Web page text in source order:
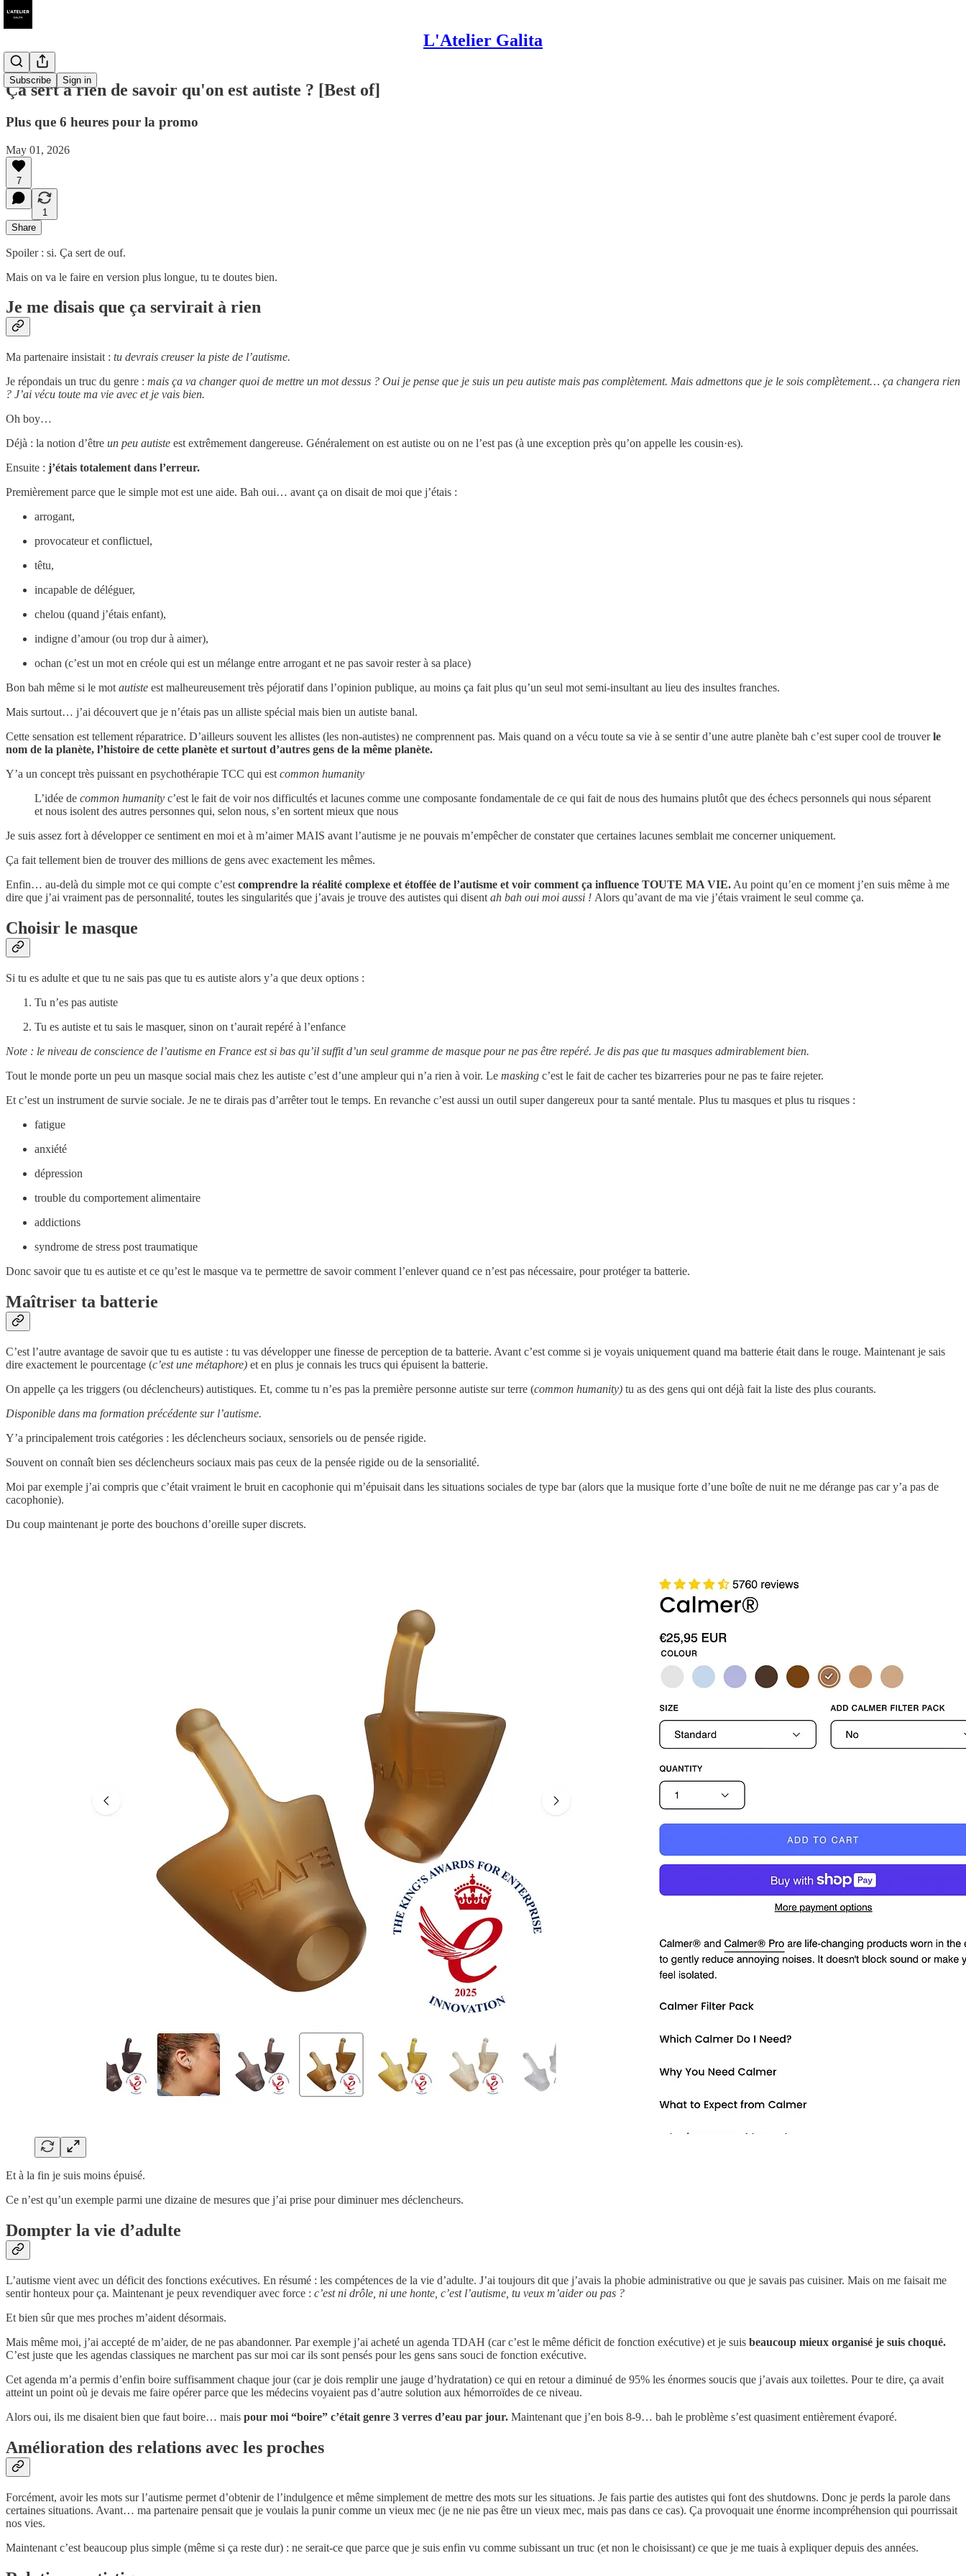
L'Atelier Galita
Subscribe Sign in
Ça sert à rien de savoir qu'on est autiste ? [Best of]
Plus que 6 heures pour la promo
May 01, 2026
7
1
Share
Spoiler : si. Ça sert de ouf.
Mais on va le faire en version plus longue, tu te doutes bien.
Je me disais que ça servirait à rien
Ma partenaire insistait : tu devrais creuser la piste de l’autisme.
Je répondais un truc du genre : mais ça va changer quoi de mettre un mot dessus ? Oui je pense que je suis un peu autiste mais pas complètement. Mais admettons que je le sois complètement… ça changera rien
? J’ai vécu toute ma vie avec et je vais bien.
Oh boy…
Déjà : la notion d’être un peu autiste est extrêmement dangereuse. Généralement on est autiste ou on ne l’est pas (à une exception près qu’on appelle les cousin·es).
Ensuite : j’étais totalement dans l’erreur.
Premièrement parce que le simple mot est une aide. Bah oui… avant ça on disait de moi que j’étais :
arrogant,
provocateur et conflictuel,
têtu,
incapable de déléguer,
chelou (quand j’étais enfant),
indigne d’amour (ou trop dur à aimer),
ochan (c’est un mot en créole qui est un mélange entre arrogant et ne pas savoir rester à sa place)
Bon bah même si le mot autiste est malheureusement très péjoratif dans l’opinion publique, au moins ça fait plus qu’un seul mot semi-insultant au lieu des insultes franches.
Mais surtout… j’ai découvert que je n’étais pas un alliste spécial mais bien un autiste banal.
Cette sensation est tellement réparatrice. D’ailleurs souvent les allistes (les non-autistes) ne comprennent pas. Mais quand on a vécu toute sa vie à se sentir d’une autre planète bah c’est super cool de trouverle
nom de la planète, l’histoire de cette planète et surtout d’autres gens de la même planète.
Y’a un concept très puissant en psychothérapie TCC qui est common humanity
L’idée de common humanity c’est le fait de voir nos difficultés et lacunes comme une composante fondamentale de ce qui fait de nous des humains plutôt que des échecs personnels qui nous séparent
et nous isolent des autres personnes qui, selon nous, s’en sortent mieux que nous
Je suis assez fort à développer ce sentiment en moi et à m’aimer MAIS avant l’autisme je ne pouvais m’empêcher de constater que certaines lacunes semblait me concerner uniquement.
Ça fait tellement bien de trouver des millions de gens avec exactement les mêmes.
Enfin… au-delà du simple mot ce qui compte c’est comprendre la réalité complexe et étoffée de l’autisme et voir comment ça influence TOUTE MA VIE. Au point qu’en ce moment j’en suis même à me
dire que j’ai vraiment pas de personnalité, toutes les singularités que j’avais je trouve des autistes qui disent ah bah oui moi aussi ! Alors qu’avant de ma vie j’étais vraiment le seul comme ça.
Choisir le masque
Si tu es adulte et que tu ne sais pas que tu es autiste alors y’a que deux options :
Tu n’es pas autiste
Tu es autiste et tu sais le masquer, sinon on t’aurait repéré à l’enfance
Note : le niveau de conscience de l’autisme en France est si bas qu’il suffit d’un seul gramme de masque pour ne pas être repéré. Je dis pas que tu masques admirablement bien.
Tout le monde porte un peu un masque social mais chez les autiste c’est d’une ampleur qui n’a rien à voir. Le masking c’est le fait de cacher tes bizarreries pour ne pas te faire rejeter.
Et c’est un instrument de survie sociale. Je ne te dirais pas d’arrêter tout le temps. En revanche c’est aussi un outil super dangereux pour ta santé mentale. Plus tu masques et plus tu risques :
fatigue
anxiété
dépression
trouble du comportement alimentaire
addictions
syndrome de stress post traumatique
Donc savoir que tu es autiste et ce qu’est le masque va te permettre de savoir comment l’enlever quand ce n’est pas nécessaire, pour protéger ta batterie.
Maîtriser ta batterie
C’est l’autre avantage de savoir que tu es autiste : tu vas développer une finesse de perception de ta batterie. Avant c’est comme si je voyais uniquement quand ma batterie était dans le rouge. Maintenant je sais
dire exactement le pourcentage (c’est une métaphore) et en plus je connais les trucs qui épuisent la batterie.
On appelle ça les triggers (ou déclencheurs) autistiques. Et, comme tu n’es pas la première personne autiste sur terre (common humanity) tu as des gens qui ont déjà fait la liste des plus courants.
Disponible dans ma formation précédente sur l’autisme.
Y’a principalement trois catégories : les déclencheurs sociaux, sensoriels ou de pensée rigide.
Souvent on connaît bien ses déclencheurs sociaux mais pas ceux de la pensée rigide ou de la sensorialité.
Moi par exemple j’ai compris que c’était vraiment le bruit en cacophonie qui m’épuisait dans les situations sociales de type bar (alors que la musique forte d’une boîte de nuit ne me dérange pas car y’a pas de
cacophonie).
Du coup maintenant je porte des bouchons d’oreille super discrets.
Et à la fin je suis moins épuisé.
Ce n’est qu’un exemple parmi une dizaine de mesures que j’ai prise pour diminuer mes déclencheurs.
Dompter la vie d’adulte
L’autisme vient avec un déficit des fonctions exécutives. En résumé : les compétences de la vie d’adulte. J’ai toujours dit que j’avais la phobie administrative ou que je savais pas cuisiner. Mais on me faisait me
sentir honteux pour ça. Maintenant je peux revendiquer avec force : c’est ni drôle, ni une honte, c’est l’autisme, tu veux m’aider ou pas ?
Et bien sûr que mes proches m’aident désormais.
Mais même moi, j’ai accepté de m’aider, de ne pas abandonner. Par exemple j’ai acheté un agenda TDAH (car c’est le même déficit de fonction exécutive) et je suis beaucoup mieux organisé je suis choqué.
C’est juste que les agendas classiques ne marchent pas sur moi car ils sont pensés pour les gens sans souci de fonction exécutive.
Cet agenda m’a permis d’enfin boire suffisamment chaque jour (car je dois remplir une jauge d’hydratation) ce qui en retour a diminué de 95% les énormes soucis que j’avais aux toilettes. Pour te dire, ça avait
atteint un point où je devais me faire opérer parce que les médecins voyaient pas d’autre solution aux hémorroïdes de ce niveau.
Alors oui, ils me disaient bien que faut boire… mais pour moi “boire” c’était genre 3 verres d’eau par jour. Maintenant que j’en bois 8-9… bah le problème s’est quasiment entièrement évaporé.
Amélioration des relations avec les proches
Forcément, avoir les mots sur l’autisme permet d’obtenir de l’indulgence et même simplement de mettre des mots sur les situations. Je fais partie des autistes qui font des shutdowns. Donc je perds la parole dans
certaines situations. Avant… ma partenaire pensait que je voulais la punir comme un vieux mec (je ne nie pas être un vieux mec, mais pas dans ce cas). Ça provoquait une énorme incompréhension qui pourrissait
nos vies.
Maintenant c’est beaucoup plus simple (même si ça reste dur) : ne serait-ce que parce que je suis enfin vu comme subissant un truc (et non le choisissant) ce que je me tuais à expliquer depuis des années.